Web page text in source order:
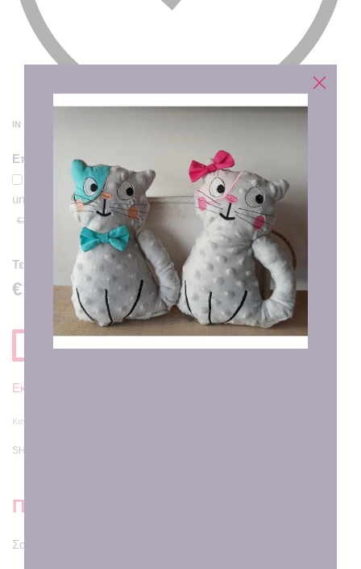
IN STOCK
Επιθυμώ και τη θήκη βιβλιαρίου.
Θα παραλάβετε και τη θήκη βιβλιαρίου με θέμα baby
unicorn. Διαστάσεις: 14.2×20.5 cm
€12.00 €9.00
Τελική Τιμή
€10.00
Εκτιμώμενη Παράδοση σε
Κατηγορίες:
SHARE
Περιγραφή
Σαλιάρα διπλής όψης με θέμα baby unicorn.